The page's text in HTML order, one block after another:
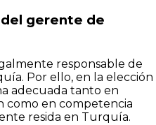
gerente de
responsable de
Por ello, en la elección
adecuada tanto en
como en competencia
resida en Turquía.